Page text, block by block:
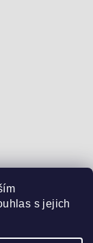
s jejich